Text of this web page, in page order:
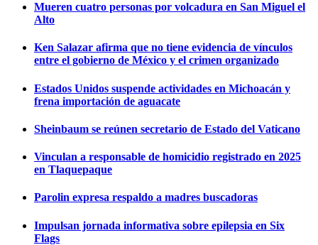
Mueren cuatro personas por volcadura en San Miguel el
Alto
Ken Salazar afirma que no tiene evidencia de vínculos
entre el gobierno de México y el crimen organizado
Estados Unidos suspende actividades en Michoacán y
frena importación de aguacate
Sheinbaum se reúnen secretario de Estado del Vaticano
Vinculan a responsable de homicidio registrado en 2025
en Tlaquepaque
Parolin expresa respaldo a madres buscadoras
Impulsan jornada informativa sobre epilepsia en Six
Flags